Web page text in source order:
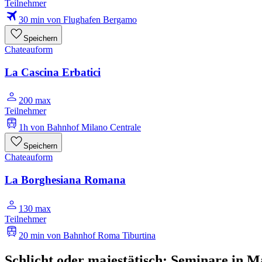
Teilnehmer
30 min von Flughafen Bergamo
Speichern
Chateauform
La Cascina Erbatici
200 max
Teilnehmer
1h von Bahnhof Milano Centrale
Speichern
Chateauform
La Borghesiana Romana
130 max
Teilnehmer
20 min von Bahnhof Roma Tiburtina